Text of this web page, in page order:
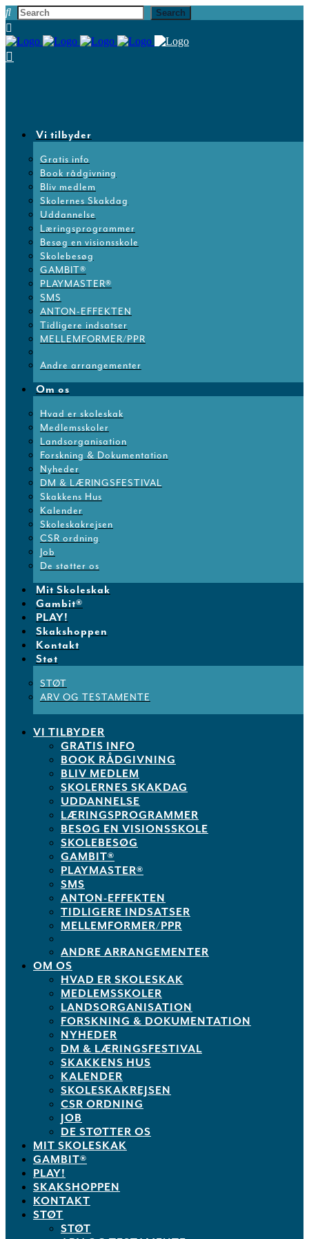
Vi tilbyder
Gratis info
Book rådgivning
Bliv medlem
Skolernes Skakdag
Uddannelse
Læringsprogrammer
Besøg en visionsskole
Skolebesøg
GAMBIT®
PLAYMASTER®
SMS
ANTON-EFFEKTEN
Tidligere indsatser
MELLEMFORMER/PPR
Andre arrangementer
Om os
Hvad er skoleskak
Medlemsskoler
Landsorganisation
Forskning & Dokumentation
Nyheder
DM & LÆRINGSFESTIVAL
Skakkens Hus
Kalender
Skoleskakrejsen
CSR ordning
Job
De støtter os
Mit Skoleskak
Gambit®
PLAY!
Skakshoppen
Kontakt
Støt
STØT
ARV OG TESTAMENTE
VI TILBYDER
GRATIS INFO
BOOK RÅDGIVNING
BLIV MEDLEM
SKOLERNES SKAKDAG
UDDANNELSE
LÆRINGSPROGRAMMER
BESØG EN VISIONSSKOLE
SKOLEBESØG
GAMBIT®
PLAYMASTER®
SMS
ANTON-EFFEKTEN
TIDLIGERE INDSATSER
MELLEMFORMER/PPR
ANDRE ARRANGEMENTER
OM OS
HVAD ER SKOLESKAK
MEDLEMSSKOLER
LANDSORGANISATION
FORSKNING & DOKUMENTATION
NYHEDER
DM & LÆRINGSFESTIVAL
SKAKKENS HUS
KALENDER
SKOLESKAKREJSEN
CSR ORDNING
JOB
DE STØTTER OS
MIT SKOLESKAK
GAMBIT®
PLAY!
SKAKSHOPPEN
KONTAKT
STØT
STØT